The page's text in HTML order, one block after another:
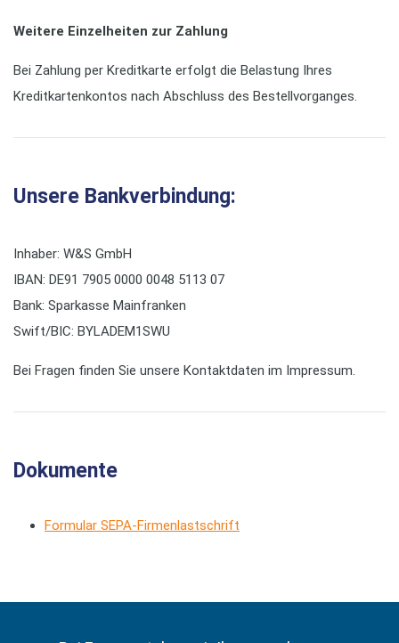
Weitere Einzelheiten zur Zahlung
Bei Zahlung per Kreditkarte erfolgt die Belastung Ihres
Kreditkartenkontos nach Abschluss des Bestellvorganges.
Unsere Bankverbindung:
Inhaber: W&S GmbH
IBAN: DE91 7905 0000 0048 5113 07
Bank: Sparkasse Mainfranken
Swift/BIC: BYLADEM1SWU
Bei Fragen finden Sie unsere Kontaktdaten im Impressum.
Dokumente
Formular SEPA-Firmenlastschrift